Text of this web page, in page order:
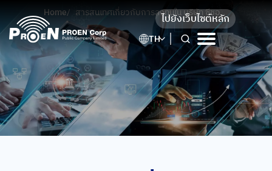
to
content
ไปยังเว็บไซต์หลัก
TH
Home/
สารสนเทศเกี่ยวกับการลงทุนใน บริษัท ซีชอร์
ดาต้า เซ็นเตอร์ แอนด์ คลาวด์ เซอร์วิสเซส
จำกัด (แก้ไข)